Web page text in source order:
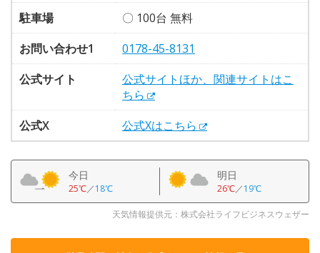
駐車場
〇 100台 無料
お問い合わせ1
0178-45-8131
公式サイト
公式サイトほか、関連サイトはこ
ちら
公式X
公式Xはこちら
今日
25℃／18℃
明日
26℃／19℃
天気情報提供元：株式会社ライフビジネスウェザー